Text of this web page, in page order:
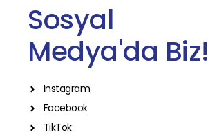
Sosyal
Medya'da Biz!
Instagram
Facebook
TikTok